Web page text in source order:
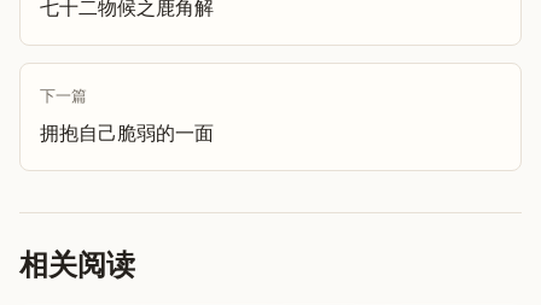
七十二物候之鹿角解
下一篇
拥抱自己脆弱的一面
相关阅读